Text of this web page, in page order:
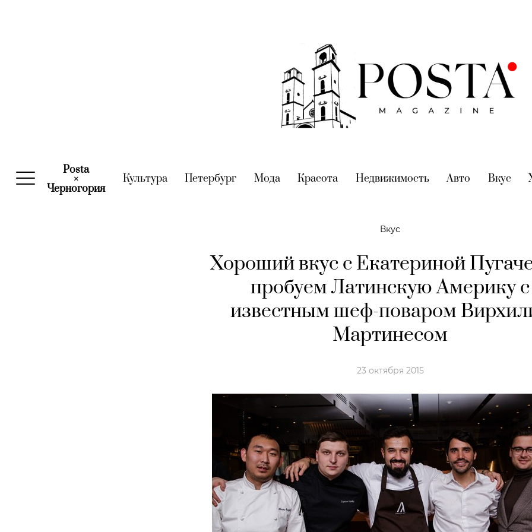
Posta
×
Черногория(current)
Культура(current)
Петербург (current)
Мода(current)
Красота (current)
Недвижимость(current)
Авто (current)
Вкус
Вкус
Хороший вкус с Екатериной
пробуем Латинскую Америку с
известным шеф-поваром
Мартинесом
23 октября 2015